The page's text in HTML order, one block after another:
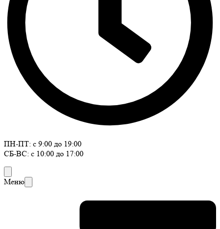
ПН-ПТ: с 9:00 до 19:00
СБ-ВС: с 10:00 до 17:00
Меню